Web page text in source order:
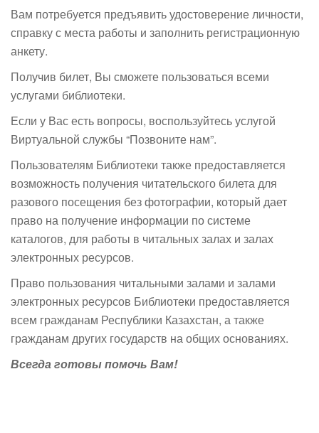
Вам потребуется предъявить удостоверение личности,
справку с места работы и заполнить регистрационную
анкету.
Получив билет, Вы сможете пользоваться всеми
услугами библиотеки.
Если у Вас есть вопросы, воспользуйтесь услугой
Виртуальной службы “Позвоните нам”.
Пользователям Библиотеки также предоставляется
возможность получения читательского билета для
разового посещения без фотографии, который дает
право на получение информации по системе
каталогов, для работы в читальных залах и залах
электронных ресурсов.
Право пользования читальными залами и залами
электронных ресурсов Библиотеки предоставляется
всем гражданам Республики Казахстан, а также
гражданам других государств на общих основаниях.
Всегда готовы помочь Вам!